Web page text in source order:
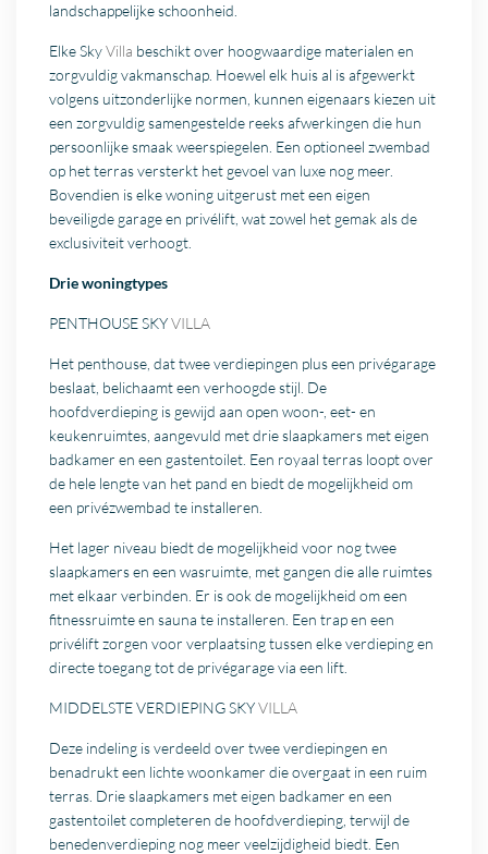
landschappelijke schoonheid.
Elke SkyVilla beschikt over hoogwaardige materialen en
zorgvuldig vakmanschap. Hoewel elk huis al is afgewerkt
volgens uitzonderlijke normen, kunnen eigenaars kiezen uit
een zorgvuldig samengestelde reeks afwerkingen die hun
persoonlijke smaak weerspiegelen. Een optioneel zwembad
op het terras versterkt het gevoel van luxe nog meer.
Bovendien is elke woning uitgerust met een eigen
beveiligde garage en privélift, wat zowel het gemak als de
exclusiviteit verhoogt.
Drie woningtypes
PENTHOUSE SKYVILLA
Het penthouse, dat twee verdiepingen plus een privégarage
beslaat, belichaamt een verhoogde stijl. De
hoofdverdieping is gewijd aan open woon-, eet- en
keukenruimtes, aangevuld met drie slaapkamers met eigen
badkamer en een gastentoilet. Een royaal terras loopt over
de hele lengte van het pand en biedt de mogelijkheid om
een privézwembad te installeren.
Het lager niveau biedt de mogelijkheid voor nog twee
slaapkamers en een wasruimte, met gangen die alle ruimtes
met elkaar verbinden. Er is ook de mogelijkheid om een
fitnessruimte en sauna te installeren. Een trap en een
privélift zorgen voor verplaatsing tussen elke verdieping en
directe toegang tot de privégarage via een lift.
MIDDELSTE VERDIEPING SKYVILLA
Deze indeling is verdeeld over twee verdiepingen en
benadrukt een lichte woonkamer die overgaat in een ruim
terras. Drie slaapkamers met eigen badkamer en een
gastentoilet completeren de hoofdverdieping, terwijl de
benedenverdieping nog meer veelzijdigheid biedt. Een